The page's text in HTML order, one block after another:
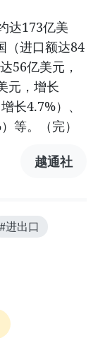
达173亿美
（进口额达84
56亿美元，
元，增长
长4.7%）、
等。（完）
越通社
#进出口